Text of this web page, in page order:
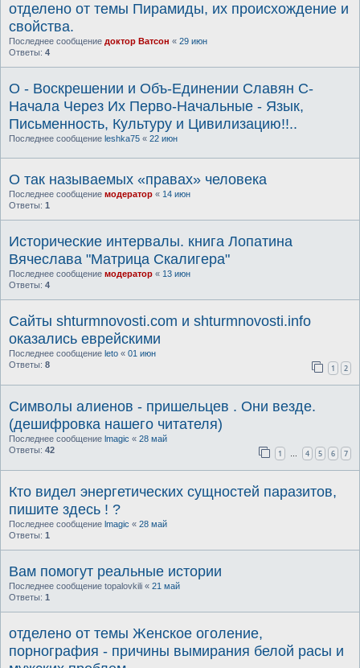
отделено от темы Пирамиды, их происхождение и
свойства.
Последнее сообщение доктор Ватсон « 29 июн
Ответы: 4
О - Воскрешении и Объ-Единении Славян С-
Начала Через Их Перво-Начальные - Язык,
Письменность, Культуру и Цивилизацию!!..
Последнее сообщение leshka75 « 22 июн
О так называемых «правах» человека
Последнее сообщение модератор « 14 июн
Ответы: 1
Исторические интервалы. книга Лопатина
Вячеслава "Матрица Скалигера"
Последнее сообщение модератор « 13 июн
Ответы: 4
Сайты shturmnovosti.com и shturmnovosti.info
оказались еврейскими
Последнее сообщение leto « 01 июн
Ответы: 8 1 2
Символы алиенов - пришельцев . Они везде.
(дешифровка нашего читателя)
Последнее сообщение lmagic « 28 май
Ответы: 42 1 … 4 5 6 7
Кто видел энергетических сущностей паразитов,
пишите здесь ! ?
Последнее сообщение lmagic « 28 май
Ответы: 1
Вам помогут реальные истории
Последнее сообщение topalovkili « 21 май
Ответы: 1
отделено от темы Женское оголение,
порнография - причины вымирания белой расы и